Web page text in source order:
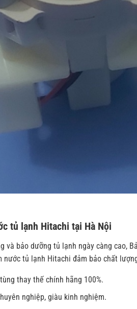
tủ lạnh Hitachi tại Hà Nội
và bảo dưỡng tủ lạnh ngày càng cao,
nước tủ lạnh Hitachi đảm bảo chất
thay thế chính hãng 100%.
nghiệp, giàu kinh nghiệm.